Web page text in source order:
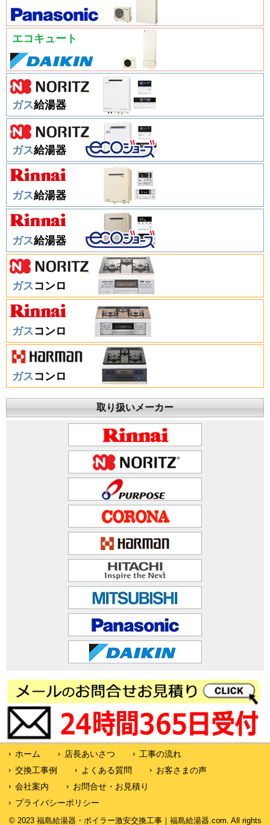
エコキュート
ガス給湯器
ガス給湯器
ガス給湯器
ガス給湯器
ガスコンロ
ガスコンロ
ガスコンロ
取り扱いメーカー
ホーム 店長あいさつ
工事の流れ
交換工事例
よくある質問
お客さまの声
会社案内
お問合せ・お見積り
プライバシーポリシー
© 2023 福島給湯器・ボイラー激安交換工事｜福島給湯器.com. All rights